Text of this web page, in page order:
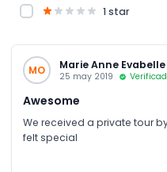
1 star
MO Marie Anne Evabelle
25 may 2019
Awesome
We received a private tour
felt special